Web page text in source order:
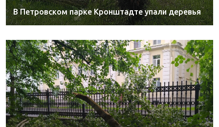
В Петровском парке Кронштадте упали деревья